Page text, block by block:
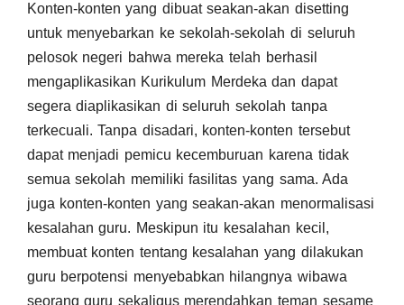
Konten-konten yang dibuat seakan-akan disetting
untuk menyebarkan ke sekolah-sekolah di seluruh
pelosok negeri bahwa mereka telah berhasil
mengaplikasikan Kurikulum Merdeka dan dapat
segera diaplikasikan di seluruh sekolah tanpa
terkecuali. Tanpa disadari, konten-konten tersebut
dapat menjadi pemicu kecemburuan karena tidak
semua sekolah memiliki fasilitas yang sama. Ada
juga konten-konten yang seakan-akan menormalisasi
kesalahan guru. Meskipun itu kesalahan kecil,
membuat konten tentang kesalahan yang dilakukan
guru berpotensi menyebabkan hilangnya wibawa
seorang guru sekaligus merendahkan teman sesame